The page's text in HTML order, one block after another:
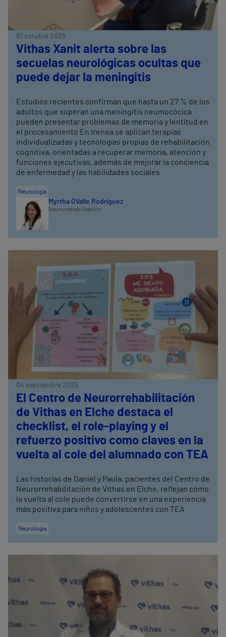
01 octubre 2025
Vithas Xanit alerta sobre las
secuelas neurológicas ocultas que
puede dejar la meningitis
Estudios recientes confirman que hasta un 27 % de los
adultos que superan una meningitis neumocócica
pueden presentar problemas de memoria y lentitud en
el procesamiento En Irenea se aplican terapias
individualizadas y tecnologías propias de rehabilitación
cognitiva, orientadas a recuperar memoria, atención y
funciones ejecutivas, además de mejorar la conciencia
de enfermedad y las habilidades sociales
Neurología
Myrtha O´Valle Rodríguez
Neurorrehabilitación
04 septiembre 2025
El Centro de Neurorrehabilitación
de Vithas en Elche destaca el
checklist, el role-playing y el
refuerzo positivo como claves en la
vuelta al cole del alumnado con TEA
Las historias de Daniel y Paula, pacientes del Centro de
Neurorrehabilitación de Vithas en Elche, reflejan cómo
la vuelta al cole puede convertirse en una experiencia
más positiva para niños y adolescentes con TEA
Neurología